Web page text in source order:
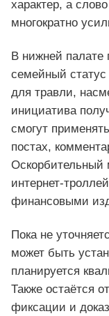
характер, а
многократно
В нижней палате
семейный
для травли,
инициатива
смогут
постах,
Оскорбительный
интернет-
финансовыми
Пока не
может быть
планируется
Также остаётся
фиксации и